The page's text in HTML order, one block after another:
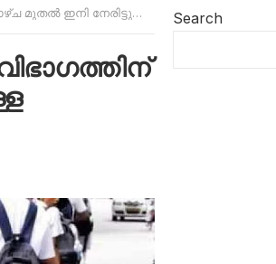
ഇനി നേരിട്ടുള്ള ക്ലാസുകൾ
Search